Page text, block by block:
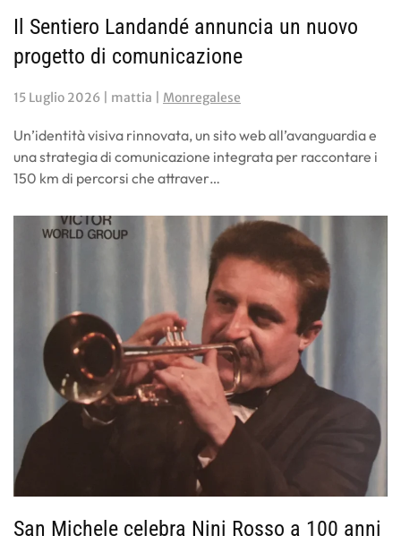
Il Sentiero Landandé annuncia un nuovo
progetto di comunicazione
15 Luglio 2026 | mattia | Monregalese
Un’identità visiva rinnovata, un sito web all’avanguardia e
una strategia di comunicazione integrata per raccontare i
150 km di percorsi che attraver…
San Michele celebra Nini Rosso a 100 anni